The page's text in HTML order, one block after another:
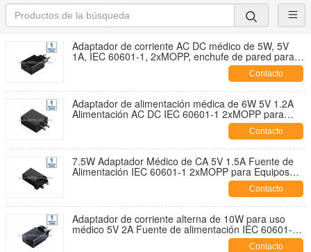
Adaptador de corriente AC DC médico de 5W, 5V
1A, IEC 60601-1, 2xMOPP, enchufe de pared para
dispositivos portátiles de atención médicaContacto
Adaptador de alimentación médica de 6W 5V 1.2A
Alimentación AC DC IEC 60601-1 2xMOPP para
Contacto
7.5W Adaptador Médico de CA 5V 1.5A Fuente de
Alimentación IEC 60601-1 2xMOPP para Equipos
Contacto
Adaptador de corriente alterna de 10W para uso
médico 5V 2A Fuente de alimentación IEC 60601-1
Contacto